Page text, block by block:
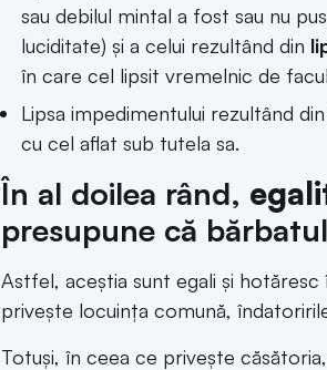
sau debilul mintal a fost sau nu
luciditate) și a celui rezultând din
în care cel lipsit vremelnic de
Lipsa impedimentului rezultând din
cu cel aflat sub tutela sa.
În al doilea rând,
presupune că
Astfel, aceștia sunt egali și
privește locuința comună,
Totuși, în ceea ce privește